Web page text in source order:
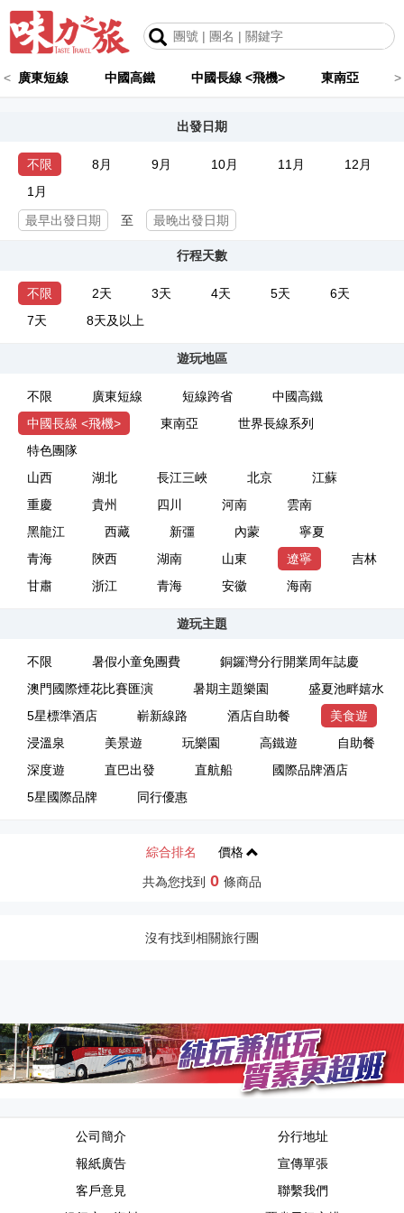
< 廣東短線 中國高鐵 中國長線 <飛機> 東南亞 >
出發日期
不限 8月 9月 10月 11月
12月
1月
至
行程天數
不限 2天 3天 4天 5天
6天
7天
8天及以上
遊玩地區
不限 廣東短線 短線跨省
中國高鐵
中國長線 <飛機>
東南亞
世界長線系列
特色團隊
山西
湖北 長江三峽 北京
江蘇
重慶
貴州 四川 河南
雲南
黑龍江
西藏 新彊 內蒙
寧夏
青海
陝西 湖南 山東 遼寧
吉林
甘肅
浙江 青海 安徽 海南
遊玩主題
不限 暑假小童免團費
銅鑼灣分行開業周年誌慶
澳門國際煙花比賽匯演
暑期主題樂園
盛夏池畔嬉水
5星標準酒店
嶄新線路 酒店自助餐
美食遊
浸溫泉
美景遊 玩樂園 高鐵遊
自助餐
深度遊
直巴出發 直航船
國際品牌酒店
5星國際品牌
同行優惠
綜合排名 價格
共為您找到 0 條商品
沒有找到相關旅行團
公司簡介
分行地址
報紙廣告
宣傳單張
客戶意見
聯繫我們